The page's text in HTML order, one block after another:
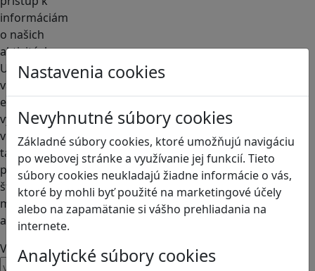
Nastavenia cookies
Nevyhnutné súbory cookies
Základné súbory cookies, ktoré umožňujú navigáciu
po webovej stránke a využívanie jej funkcií. Tieto
súbory cookies neukladajú žiadne informácie o vás,
ktoré by mohli byť použité na marketingové účely
alebo na zapamätanie si vášho prehliadania na
internete.
Analytické súbory cookies
informáciám
o našich
aktivitách.
Ukážeme
vám, ako
efektívne
využívať hry
vo výučbe
tak, aby boli
pre
študentov
motivujúce
a prínosné.
Váš email